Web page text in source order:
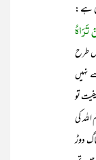
ہے :
طرح
نہیں
تو
کی
دوڑ